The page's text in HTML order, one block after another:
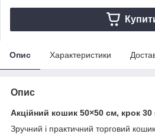
Опис Характеристики
Опис
Акційний кошик 50×50 см, крок
Зручний і практичний торговий